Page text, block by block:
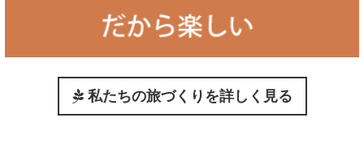
私たちの旅づくりを詳しく見る